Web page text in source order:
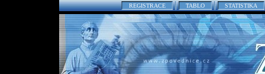
REGISTRACE TABLO STATISTIKA